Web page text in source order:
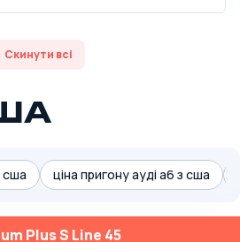
Скинути всі
сша ціна пригону ауді а6 з сша
Plus S Line 45